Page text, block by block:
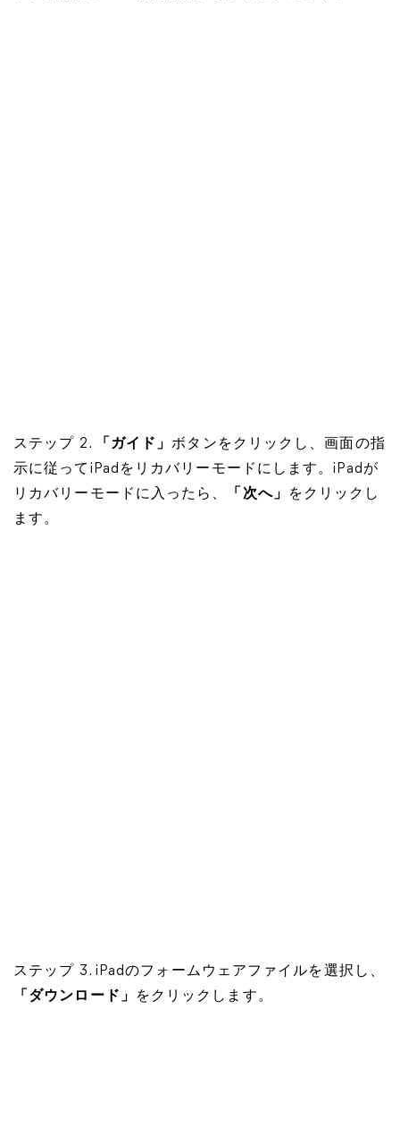
ステップ 2. 「ガイド」ボタンをクリックし、画面の指
示に従ってiPadをリカバリーモードにします。iPadが
リカバリーモードに入ったら、
「次へ」
をクリックし
ます。
ステップ 3. iPadのフォームウェアファイルを選択し、
「ダウンロード」
をクリックします。